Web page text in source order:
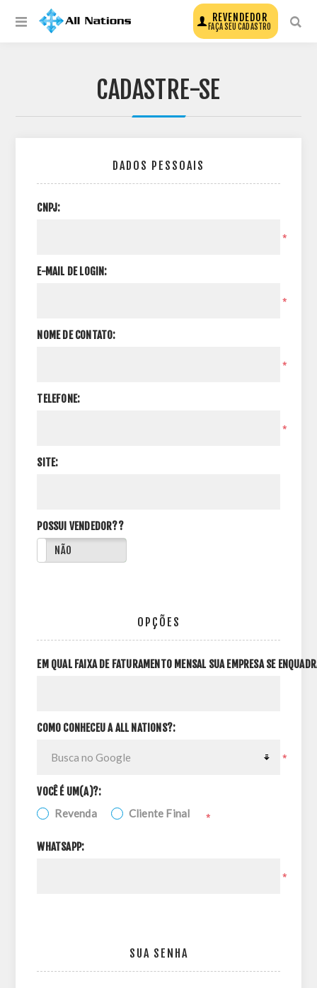
REVENDEDOR
FAÇA SEU CADASTRO
CADASTRE-SE
DADOS PESSOAIS
CNPJ:
*
E-MAIL DE LOGIN:
*
NOME DE CONTATO:
*
TELEFONE:
*
SITE:
POSSUI VENDEDOR??
NÃO
OPÇÕES
EM QUAL FAIXA DE FATURAMENTO MENSAL SUA EMPRESA SE
COMO CONHECEU A ALL NATIONS?:
*
VOCÊ É UM(A)?:
Revenda Cliente Final *
WHATSAPP:
*
SUA SENHA